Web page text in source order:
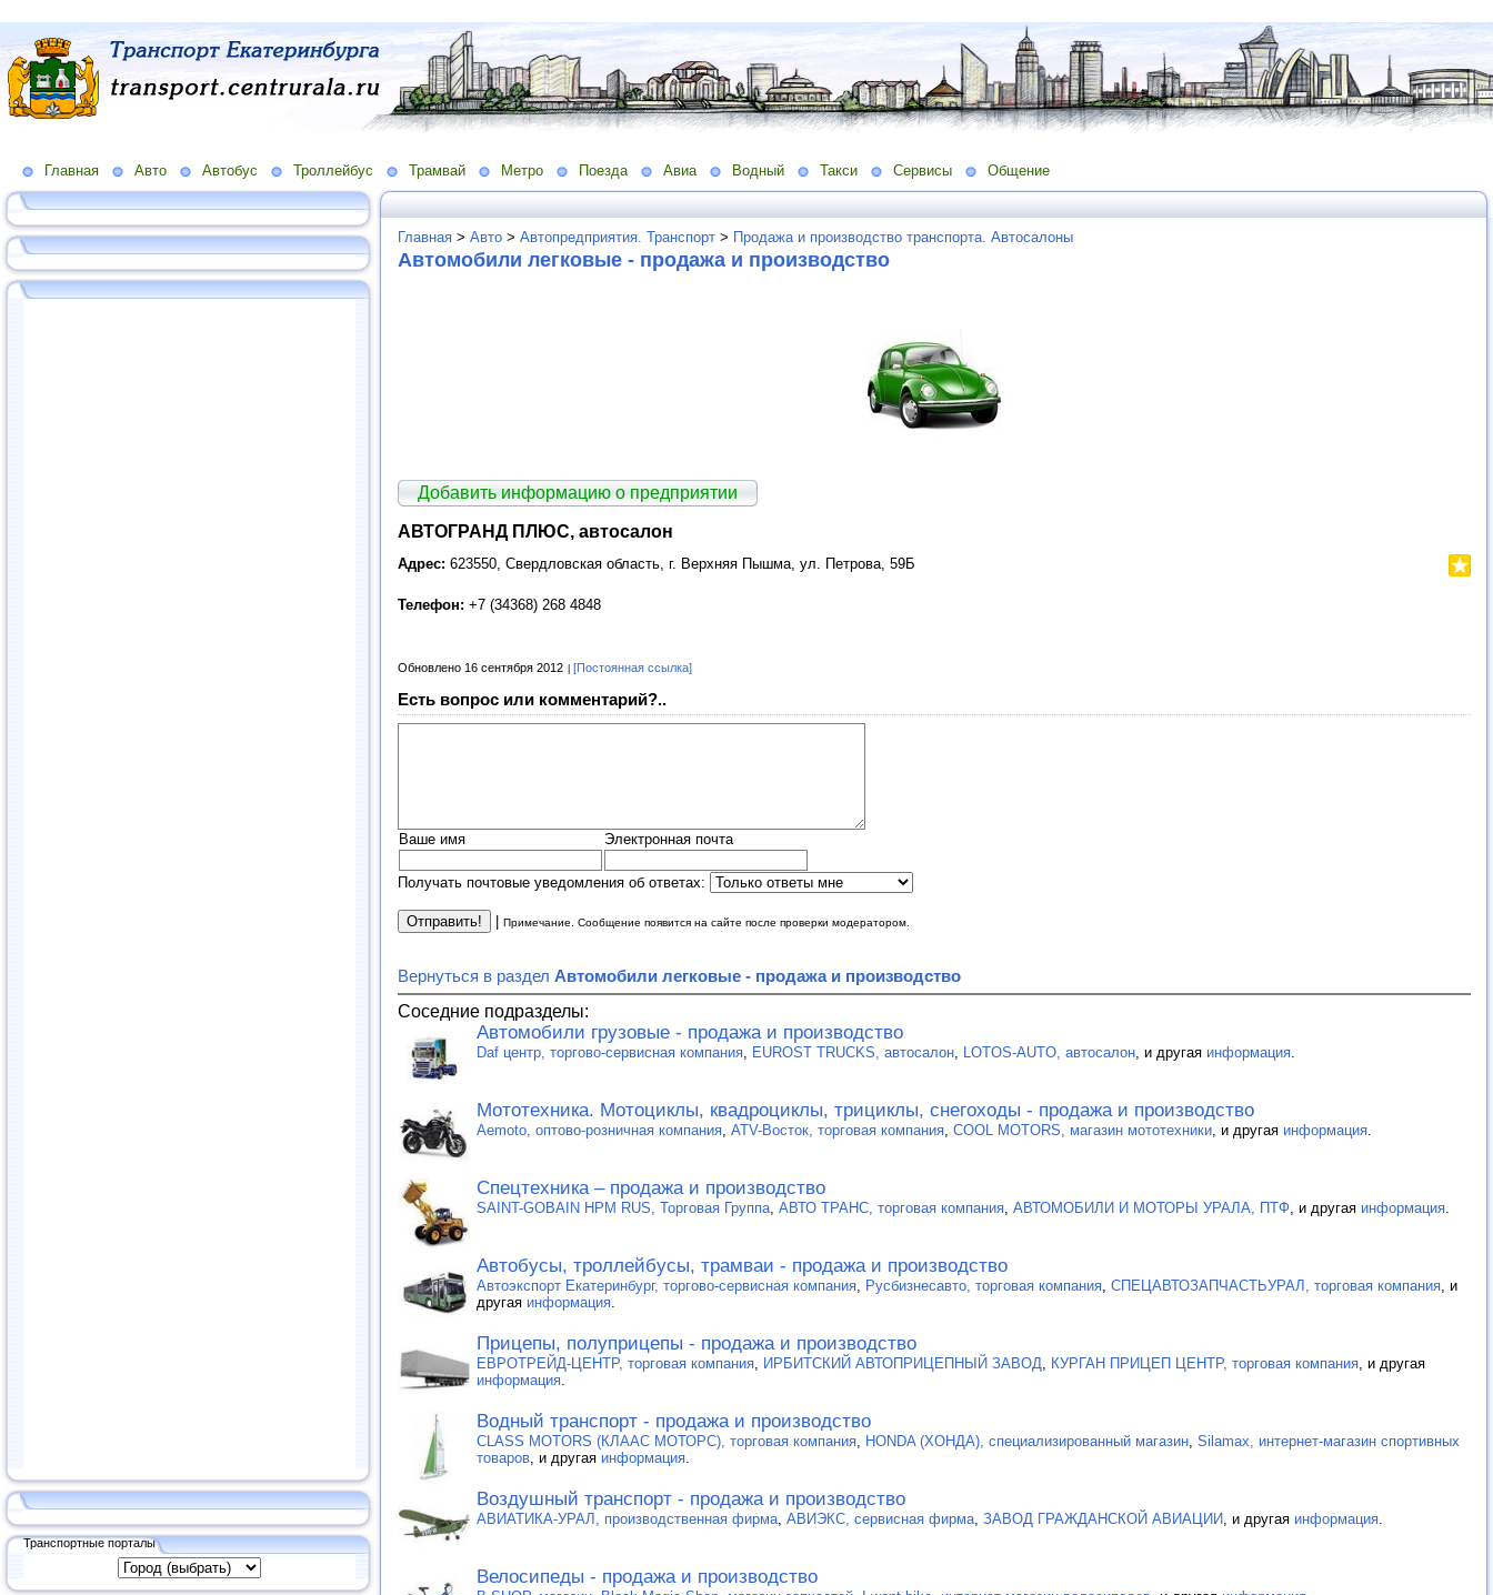
Главная Авто Автобус Троллейбус Трамвай Метро Поезда Авиа Водный Такси Сервисы Общение
Транспортные порталы
Главная > Авто > Автопредприятия. Транспорт > Продажа и производство транспорта. Автосалоны
Автомобили легковые - продажа и производство
Добавить информацию о предприятии
АВТОГРАНД ПЛЮС, автосалон
Адрес: 623550, Свердловская область, г. Верхняя Пышма, ул. Петрова, 59Б
Телефон: +7 (34368) 268 4848
Обновлено 16 сентября 2012 [Постоянная ссылка]
Есть вопрос или комментарий?..
Ваше имя Электронная почта
Получать почтовые уведомления об ответах:
Примечание. Сообщение появится на сайте после проверки модератором.
Вернуться в раздел Автомобили легковые - продажа и производство
Соседние подразделы:
Автомобили грузовые - продажа и производство
Daf центр, торгово-сервисная компания, EUROST TRUCKS, автосалон, LOTOS-AUTO, автосалон, и другая информация.
Мототехника. Мотоциклы, квадроциклы, трициклы, снегоходы - продажа и производство
Aemoto, оптово-розничная компания, ATV-Восток, торговая компания, COOL MOTORS, магазин мототехники, и другая информация.
Спецтехника – продажа и производство
SAINT-GOBAIN HPM RUS, Торговая Группа, АВТО ТРАНС, торговая компания, АВТОМОБИЛИ И МОТОРЫ УРАЛА, ПТФ, и другая информация.
Автобусы, троллейбусы, трамваи - продажа и производство
Автоэкспорт Екатеринбург, торгово-сервисная компания, Русбизнесавто, торговая компания, СПЕЦАВТОЗАПЧАСТЬУРАЛ, торговая компания, и
другая информация.
Прицепы, полуприцепы - продажа и производство
ЕВРОТРЕЙД-ЦЕНТР, торговая компания, ИРБИТСКИЙ АВТОПРИЦЕПНЫЙ ЗАВОД, КУРГАН ПРИЦЕП ЦЕНТР, торговая компания, и другая
информация.
Водный транспорт - продажа и производство
CLASS MOTORS (КЛААС МОТОРС), торговая компания, HONDA (ХОНДА), специализированный магазин, Silamax, интернет-магазин спортивных
товаров, и другая информация.
Воздушный транспорт - продажа и производство
АВИАТИКА-УРАЛ, производственная фирма, АВИЭКС, сервисная фирма, ЗАВОД ГРАЖДАНСКОЙ АВИАЦИИ, и другая информация.
Велосипеды - продажа и производство